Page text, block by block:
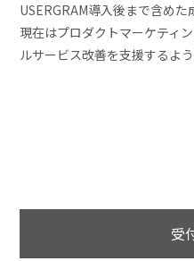
USERGRAM導入後まで含めた
現在はプロダクトマーケティ
ルサービス改善を支援するよ
受